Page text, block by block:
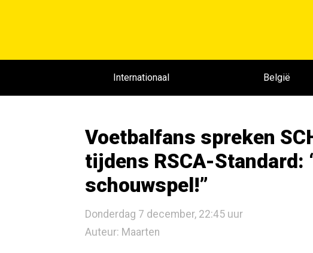
Internationaal België
Voetbalfans spreken
tijdens RSCA-Standard:
schouwspel!”
Donderdag 7 december, 22:45 uur
Auteur: Maarten